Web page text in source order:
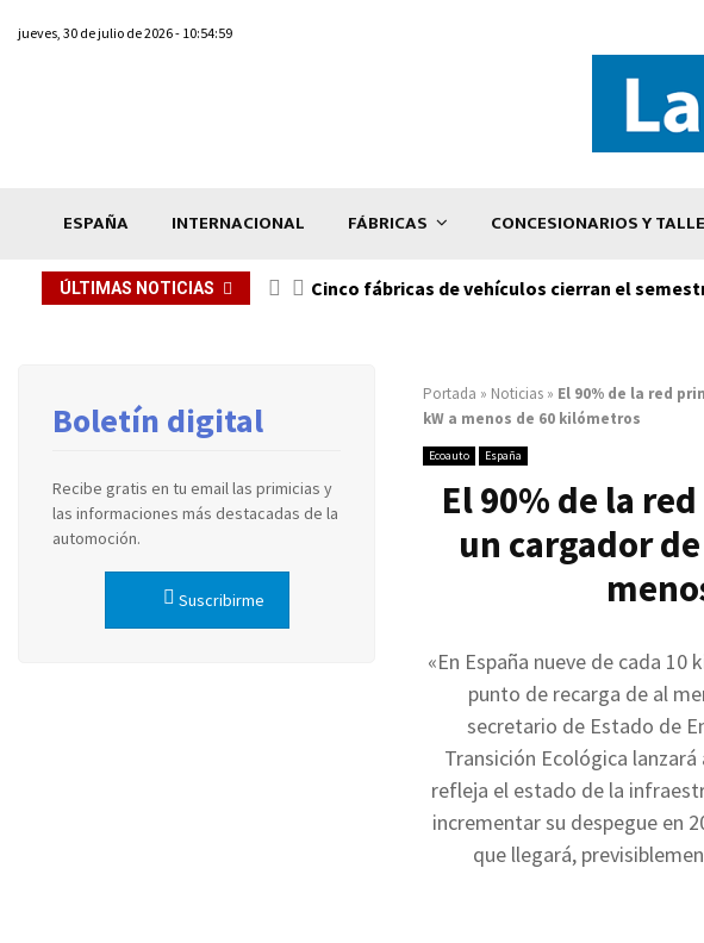
jueves, 30 de julio de 2026 - 10:54:59
ESPAÑA INTERNACIONAL FÁBRICAS CONCESIONARIOS Y
ÚLTIMAS NOTICIAS Cinco fábricas de vehículos cierran el
Portada » Noticias » El 90% de la red
kW a menos de 60 kilómetros
Ecoauto España
El 90% de la
un cargador
«En España nueve de cada
punto de recarga de al
secretario de Estado de
Transición Ecológica
refleja el estado de la
incrementar su despegue en
que llegará,
Boletín digital
Recibe gratis en tu email las primicias y
las informaciones más destacadas de la
automoción.
Suscribirme